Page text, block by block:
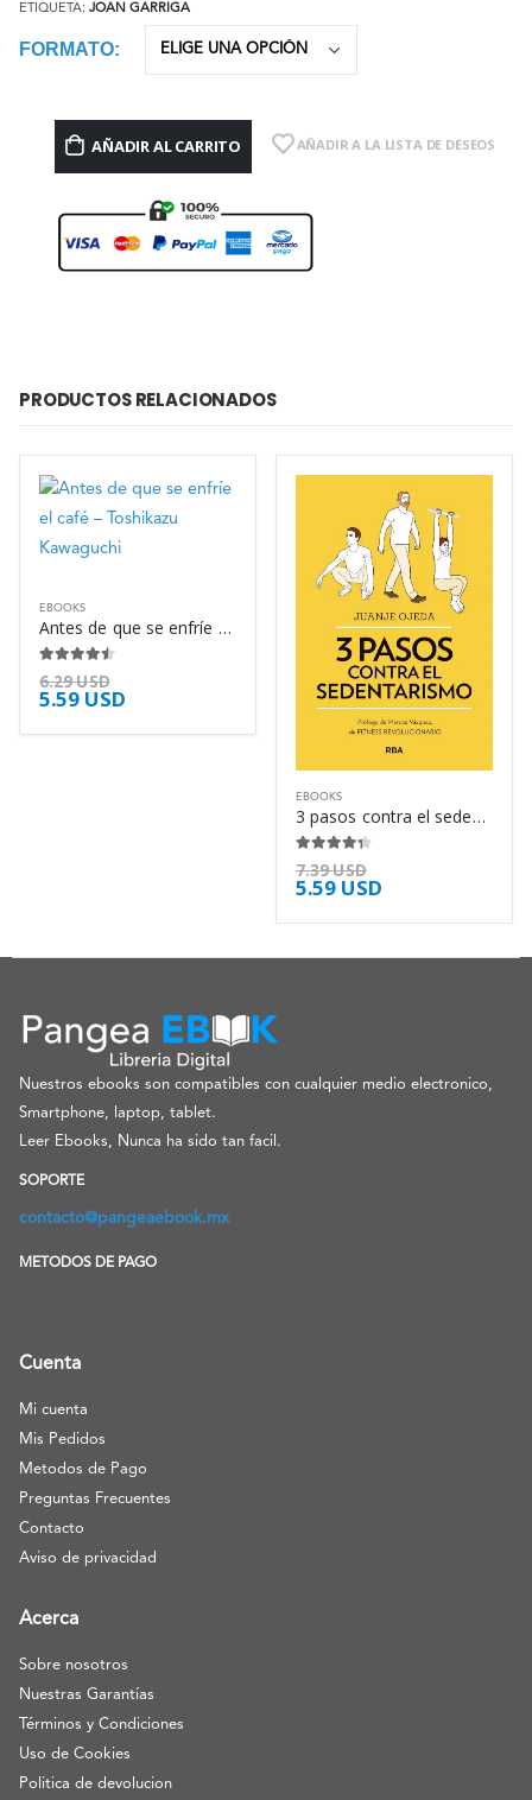
ETIQUETA: JOAN GARRIGA
FORMATO
AÑADIR AL CARRITO AÑADIR A LA LISTA DE DESEOS
PRODUCTOS RELACIONADOS
EBOOKS
Antes de que se enfríe el café – Toshikazu Kawaguchi
6.29USD
5.59 USD
EBOOKS
3 pasos contra el sedentarismo – Juanje Ojeda
7.39USD
5.59 USD
Nuestros ebooks son compatibles con cualquier medio electronico,
Smartphone, laptop, tablet.
Leer Ebooks, Nunca ha sido tan facil.
SOPORTE
contacto@pangeaebook.mx
METODOS DE PAGO
Cuenta
Mi cuenta
Mis Pedidos
Metodos de Pago
Preguntas Frecuentes
Contacto
Aviso de privacidad
Acerca
Sobre nosotros
Nuestras Garantías
Términos y Condiciones
Uso de Cookies
Politica de devolucion